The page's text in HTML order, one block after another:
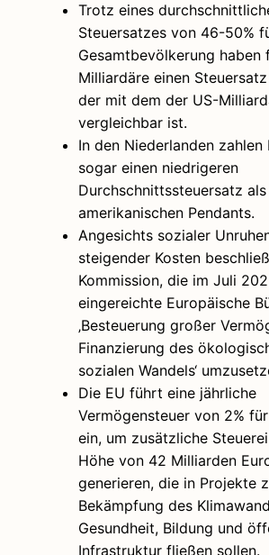
Trotz eines
Steuersatzes von 46-50%
Gesamtbevölkerung haben
Milliardäre einen
der mit dem der US-
vergleichbar ist.
In den Niederlanden zahlen
sogar einen niedrigeren
Durchschnittssteuersatz
amerikanischen Pendants.
Angesichts sozialer
steigender Kosten
Kommission, die im Juli
eingereichte Europäische
‚Besteuerung großer
Finanzierung des
sozialen Wandels‘
Die EU führt eine jährliche
Vermögensteuer von 2%
ein, um zusätzliche
Höhe von 42 Milliarden
generieren, die in Projekte
Bekämpfung des
Gesundheit, Bildung und
Infrastruktur fließen sollen.